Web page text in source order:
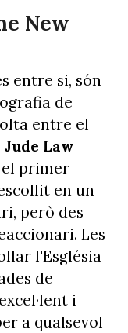
New
entre si, són
de
entre el
Jude Law
el primer
en un
però des
Les
l'Església
de
i
a qualsevol